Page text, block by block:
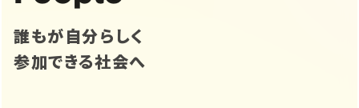
誰もが自分らしく
参加できる社会へ